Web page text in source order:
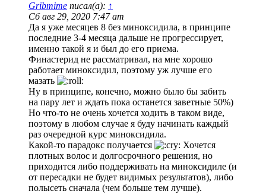
Gribmime писал(а): ↑
Сб авг 29, 2020 7:47 am
Да я уже месяцев 8 без миноксидила, в принципе
последние 3-4 месяца дальше не прогрессирует,
именно такой я и был до его приема.
Финастерид не рассматривал, на мне хорошо
работает миноксидил, поэтому уж лучше его
мазать
Ну в принципе, конечно, можно было бы забить
на пару лет и ждать пока останется заветные 50%)
Но что-то не очень хочется ходить в таком виде,
поэтому в любом случае я буду начинать каждый
раз очередной курс миноксидила.
Какой-то парадокс получается
Хочется
плотных волос и долгосрочного решения, но
приходится либо поддерживать на миноксидиле (и
от пересадки не будет видимых результатов), либо
полысеть сначала (чем больше тем лучше).